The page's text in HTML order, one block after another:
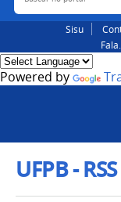
Sisu
Powered by
UFPB -